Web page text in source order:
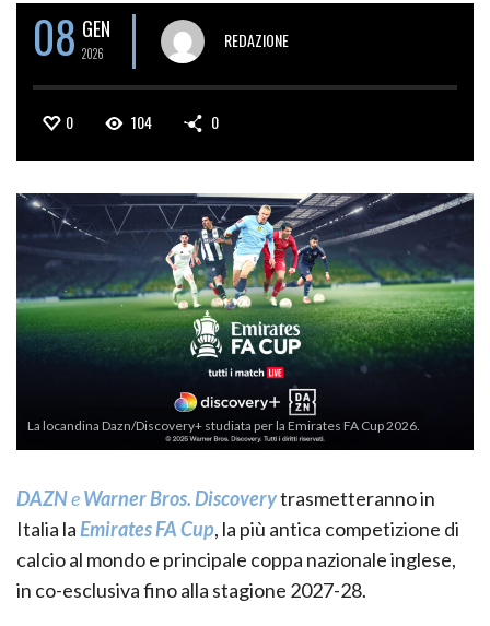
08 GEN
2026
REDAZIONE
0 104 0
La locandina Dazn/Discovery+ studiata per la Emirates FA Cup 2026.
DAZNeWarner Bros. Discoverytrasmetteranno in
Italia laEmirates FA Cup, la più antica competizione di
calcio al mondo e principale coppa nazionale inglese,
in co-esclusiva fino alla stagione 2027-28.